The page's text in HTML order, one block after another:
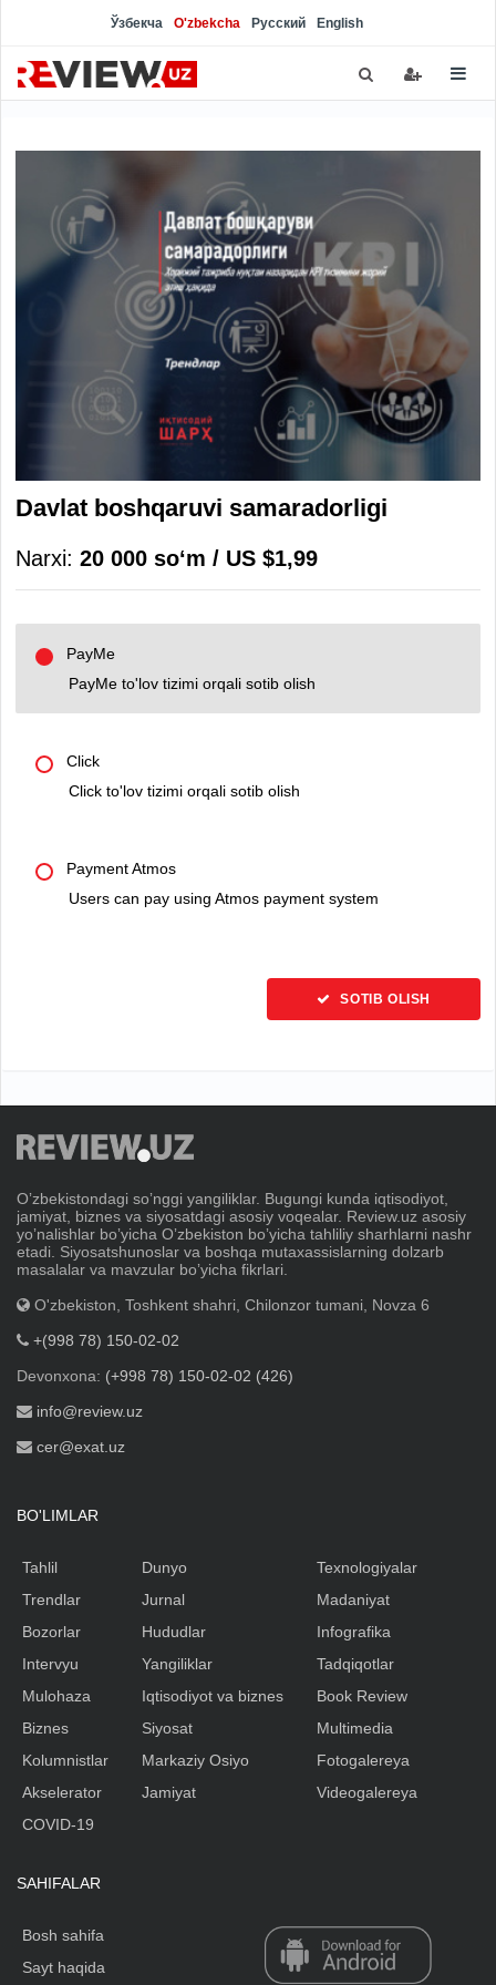
Ўзбекча O'zbekcha Русский English
Davlat boshqaruvi samaradorligi
Narxi: 20 000 soʻm / US $1,99
PayMe
PayMe to'lov tizimi orqali sotib olish
Click
Click to'lov tizimi orqali sotib olish
Payment Atmos
Users can pay using Atmos payment system
SOTIB OLISH
Oʼzbekistondagi soʼnggi yangiliklar. Bugungi kunda iqtisodiyot,
jamiyat, biznes va siyosatdagi asosiy voqealar. Review.uz asosiy
yoʼnalishlar boʼyicha Oʼzbekiston boʼyicha tahliliy sharhlarni nashr
etadi. Siyosatshunoslar va boshqa mutaxassislarning dolzarb
masalalar va mavzular boʼyicha fikrlari.
O'zbekiston, Toshkent shahri, Chilonzor tumani, Novza 6
+(998 78) 150-02-02
Devonxona: (+998 78) 150-02-02 (426)
info@review.uz
cer@exat.uz
BO'LIMLAR
Tahlil
Trendlar
Bozorlar
Intervyu
Mulohaza
Biznes
Kolumnistlar
Akselerator
Dunyo
Jurnal
Hududlar
Yangiliklar
Iqtisodiyot va biznes
Siyosat
Markaziy Osiyo
Jamiyat
Texnologiyalar
Madaniyat
Infografika
Tadqiqotlar
Book Review
Multimedia
Fotogalereya
Videogalereya
COVID-19
SAHIFALAR
Bosh sahifa
Sayt haqida